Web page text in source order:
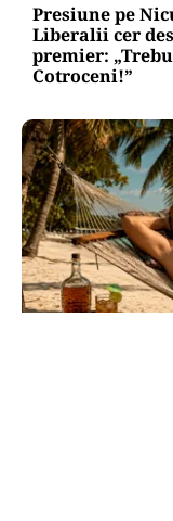
Presiune pe
Liberalii cer
premier:
Cotroceni!”